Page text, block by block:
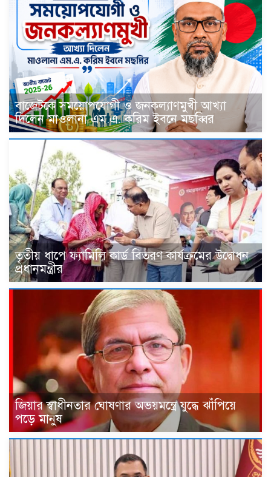
বাজেটকে সময়োপযোগী ও জনকল্যাণমুখী আখ্যা
দিলেন মাওলানা এম.এ. করিম ইবনে মছব্বির
তৃতীয় ধাপে ফ্যামিলি কার্ড বিতরণ কার্যক্রমের উদ্বোধন
প্রধানমন্ত্রীর
জিয়ার স্বাধীনতার ঘোষণার অভয়মন্ত্রে যুদ্ধে ঝাঁপিয়ে
পড়ে মানুষ